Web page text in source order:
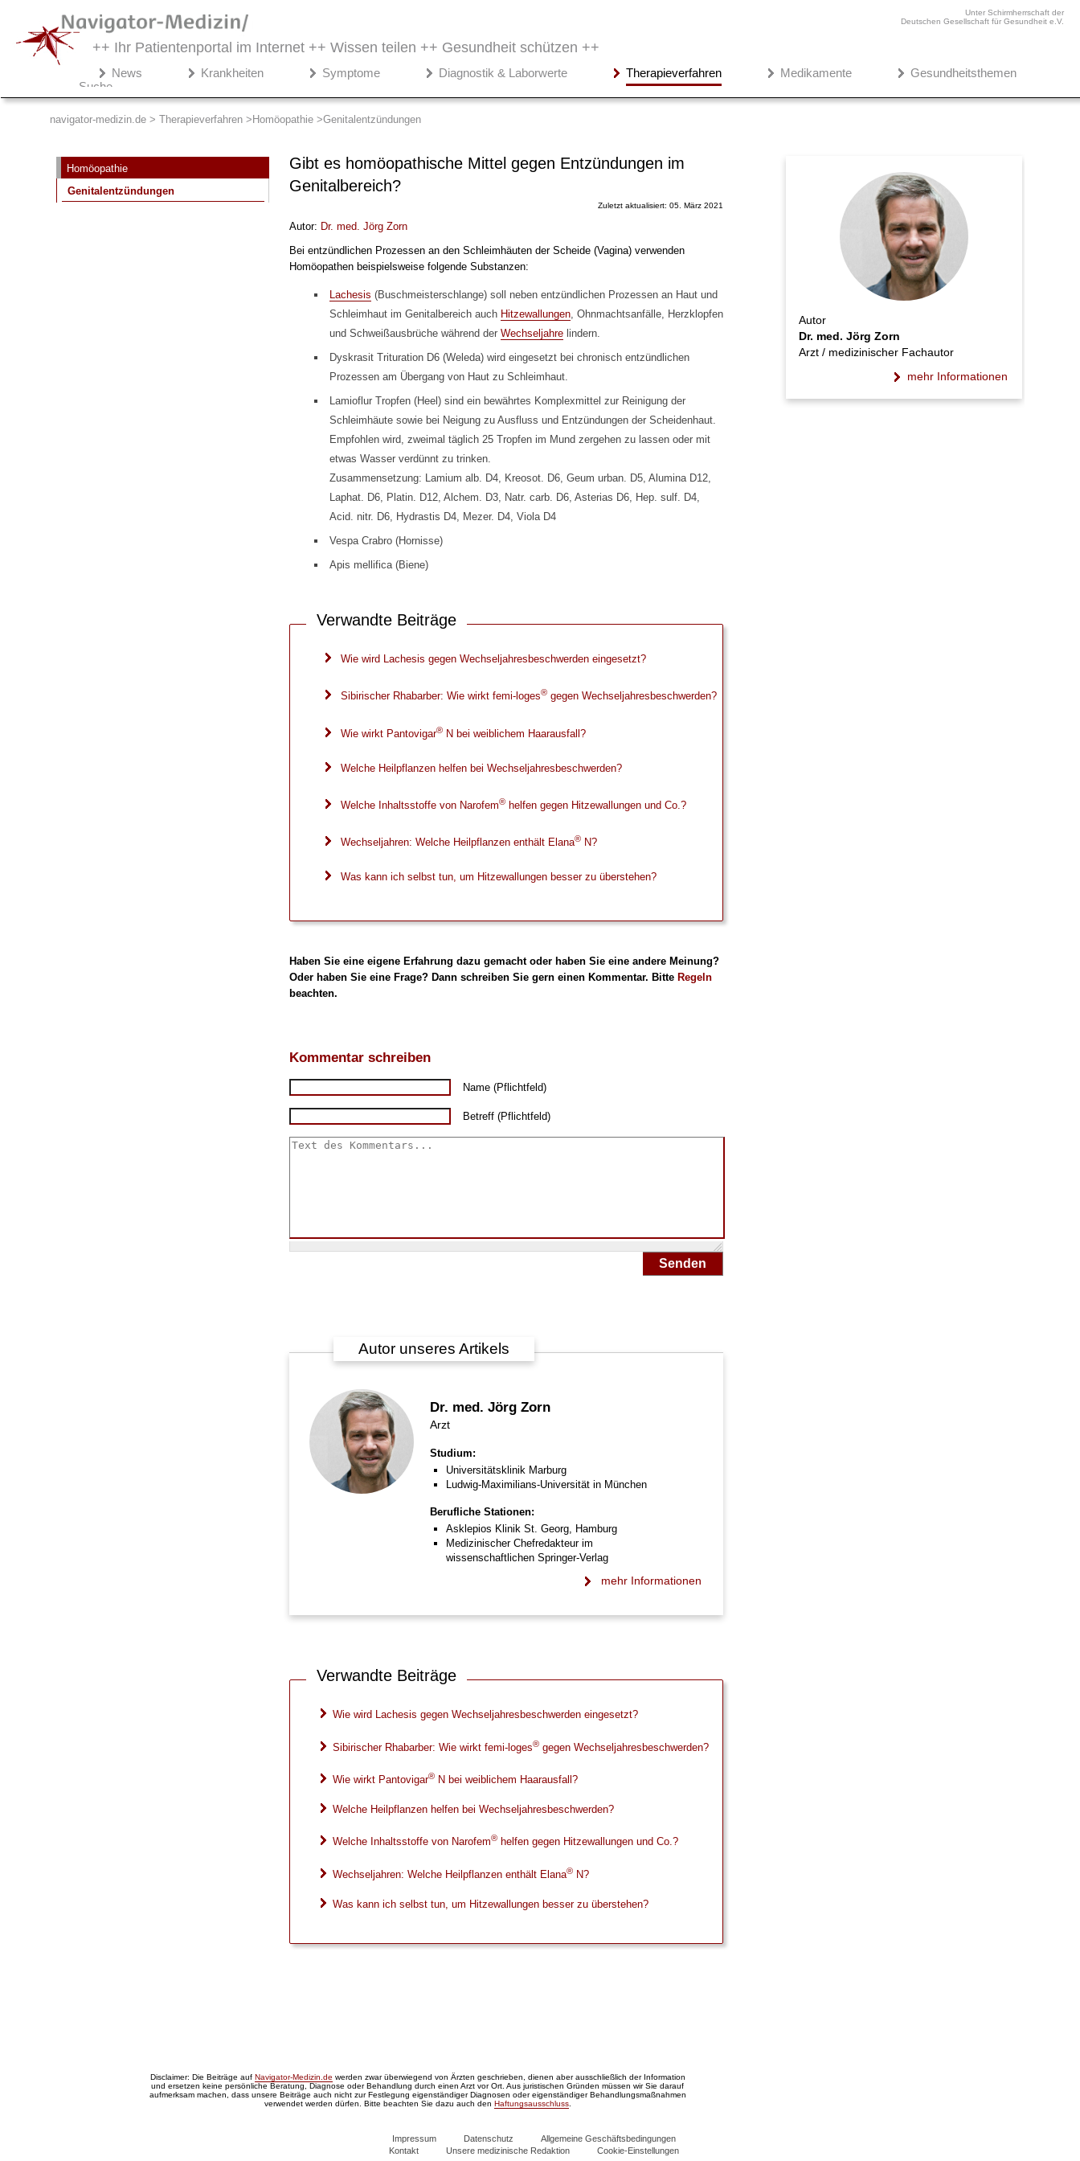
Unter Schirmherrschaft der
Deutschen Gesellschaft für Gesundheit e.V.
++ Ihr Patientenportal im Internet ++ Wissen teilen ++ Gesundheit schützen ++
News Krankheiten Symptome Diagnostik & Laborwerte Therapieverfahren Medikamente
Gesundheitsthemen
Suche
navigator-medizin.de > Therapieverfahren Homöopathie Genitalentzündungen
Homöopathie
Genitalentzündungen
Gibt es homöopathische Mittel gegen Entzündungen im
Genitalbereich?
Zuletzt aktualisiert: 05. März 2021
Autor: Dr. med. Jörg Zorn
Bei entzündlichen Prozessen an den Schleimhäuten der Scheide (Vagina) verwenden
Homöopathen beispielsweise folgende Substanzen:
Lachesis (Buschmeisterschlange) soll neben entzündlichen Prozessen an Haut und
Schleimhaut im Genitalbereich auch Hitzewallungen, Ohnmachtsanfälle, Herzklopfen
und Schweißausbrüche während der Wechseljahrelindern.
Dyskrasit Trituration D6 (Weleda) wird eingesetzt bei chronisch entzündlichen
Prozessen am Übergang von Haut zu Schleimhaut.
Lamioflur Tropfen (Heel) sind ein bewährtes Komplexmittel zur Reinigung der
Schleimhäute sowie bei Neigung zu Ausfluss und Entzündungen der Scheidenhaut.
Empfohlen wird, zweimal täglich 25 Tropfen im Mund zergehen zu lassen oder mit
etwas Wasser verdünnt zu trinken.
Zusammensetzung: Lamium alb. D4, Kreosot. D6, Geum urban. D5, Alumina D12,
Laphat. D6, Platin. D12, Alchem. D3, Natr. carb. D6, Asterias D6, Hep. sulf. D4,
Acid. nitr. D6, Hydrastis D4, Mezer. D4, Viola D4
Vespa Crabro (Hornisse)
Apis mellifica (Biene)
Verwandte Beiträge
Wie wird Lachesis gegen Wechseljahresbeschwerden eingesetzt?
Sibirischer Rhabarber: Wie wirkt femi-loges®gegen Wechseljahresbeschwerden?
Wie wirkt Pantovigar®N bei weiblichem Haarausfall?
Welche Heilpflanzen helfen bei Wechseljahresbeschwerden?
Welche Inhaltsstoffe von Narofem®helfen gegen Hitzewallungen und Co.?
Wechseljahren: Welche Heilpflanzen enthält Elana®N?
Was kann ich selbst tun, um Hitzewallungen besser zu überstehen?
Haben Sie eine eigene Erfahrung dazu gemacht oder haben Sie eine andere Meinung?
Oder haben Sie eine Frage? Dann schreiben Sie gern einen Kommentar. Bitte Regeln
beachten.
Kommentar schreiben
Name (Pflichtfeld)
Betreff (Pflichtfeld)
Senden
Autor unseres Artikels
Dr. med. Jörg Zorn
Arzt
Studium:
Universitätsklinik Marburg
Ludwig-Maximilians-Universität in München
Berufliche Stationen:
Asklepios Klinik St. Georg, Hamburg
Medizinischer Chefredakteur im
wissenschaftlichen Springer-Verlag
mehr Informationen
Verwandte Beiträge
Wie wird Lachesis gegen Wechseljahresbeschwerden eingesetzt?
Sibirischer Rhabarber: Wie wirkt femi-loges®gegen Wechseljahresbeschwerden?
Wie wirkt Pantovigar®N bei weiblichem Haarausfall?
Welche Heilpflanzen helfen bei Wechseljahresbeschwerden?
Welche Inhaltsstoffe von Narofem®helfen gegen Hitzewallungen und Co.?
Wechseljahren: Welche Heilpflanzen enthält Elana®N?
Was kann ich selbst tun, um Hitzewallungen besser zu überstehen?
Navigator-
▾
Therapieverfahren
Homöopathie
Genitalentzündungen
Autor
Dr. med. Jörg Zorn
Arzt / medizinischer Fachautor
mehr Informationen
Disclaimer: Die Beiträge auf Navigator-Medizin.de werden zwar überwiegend von Ärzten geschrieben, dienen aber ausschließlich der Information
und ersetzen keine persönliche Beratung, Diagnose oder Behandlung durch einen Arzt vor Ort. Aus juristischen Gründen müssen wir Sie darauf
aufmerksam machen, dass unsere Beiträge auch nicht zur Festlegung eigenständiger Diagnosen oder eigenständiger Behandlungsmaßnahmen
verwendet werden dürfen. Bitte beachten Sie dazu auch den Haftungsausschluss.
Impressum Datenschutz
Allgemeine Geschäftsbedingungen
Kontakt
Unsere medizinische Redaktion Cookie-Einstellungen